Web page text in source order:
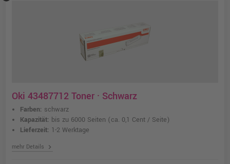
Oki 43487712 Toner · Schwarz
Farben: schwarz
Kapazität: bis zu 6000 Seiten (ca. 0,1 Cent / Seite)
Lieferzeit: 1-2 Werktage
mehr Details chevron_right